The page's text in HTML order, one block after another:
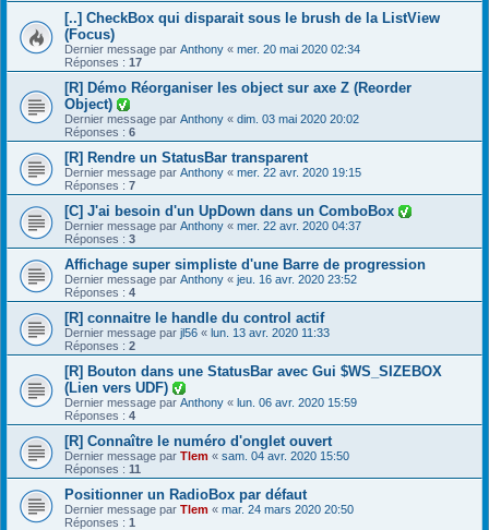
[..] CheckBox qui disparait sous le brush de la ListView
(Focus)
Dernier message par Anthony « mer. 20 mai 2020 02:34
Réponses : 17
[R] Démo Réorganiser les object sur axe Z (Reorder
Object)
Dernier message par Anthony « dim. 03 mai 2020 20:02
Réponses : 6
[R] Rendre un StatusBar transparent
Dernier message par Anthony « mer. 22 avr. 2020 19:15
Réponses : 7
[C] J'ai besoin d'un UpDown dans un ComboBox
Dernier message par Anthony « mer. 22 avr. 2020 04:37
Réponses : 3
Affichage super simpliste d'une Barre de progression
Dernier message par Anthony « jeu. 16 avr. 2020 23:52
Réponses : 4
[R] connaitre le handle du control actif
Dernier message par jl56 « lun. 13 avr. 2020 11:33
Réponses : 2
[R] Bouton dans une StatusBar avec Gui $WS_SIZEBOX
(Lien vers UDF)
Dernier message par Anthony « lun. 06 avr. 2020 15:59
Réponses : 4
[R] Connaître le numéro d'onglet ouvert
Dernier message par Tlem « sam. 04 avr. 2020 15:50
Réponses : 11
Positionner un RadioBox par défaut
Dernier message par Tlem « mar. 24 mars 2020 20:50
Réponses : 1